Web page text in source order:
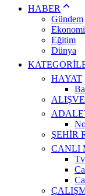
HABER
Gündem
Ekonomi
Eğitim
Dünya
HAYAT
ŞEHİR
CANLI